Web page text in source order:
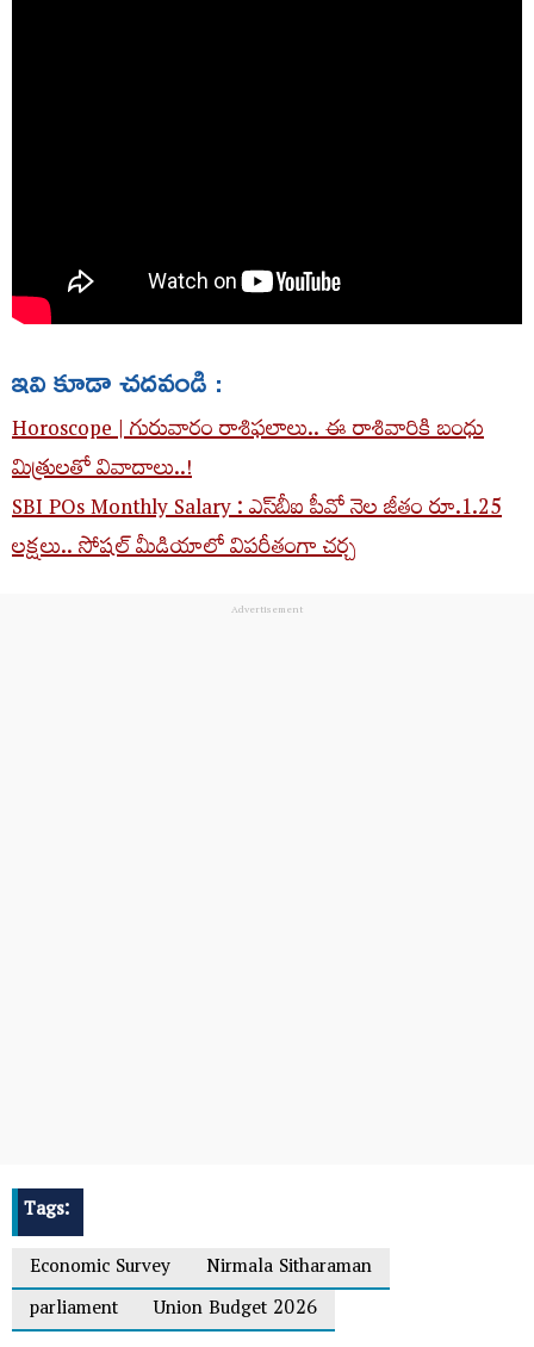
ఇవి కూడా చదవండి :
Horoscope | గురువారం రాశిఫ‌లాలు.. ఈ రాశివారికి బంధు
మిత్రుల‌తో వివాదాలు..!
SBI POs Monthly Salary : ఎస్‌బీఐ పీవో నెల జీతం రూ.1.25
లక్షలు.. సోషల్‌ మీడియాలో విపరీతంగా చర్చ
Tags:
Economic Survey
Nirmala Sitharaman
parliament
Union Budget 2026